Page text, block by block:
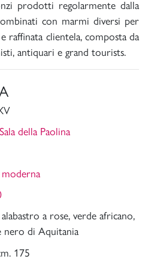
prodotti regolarmente dalla
con marmi diversi per
raffinata clientela, composta da
antiquari e grand tourists.
della Paolina
a rose, verde africano,
nero di Aquitania
175